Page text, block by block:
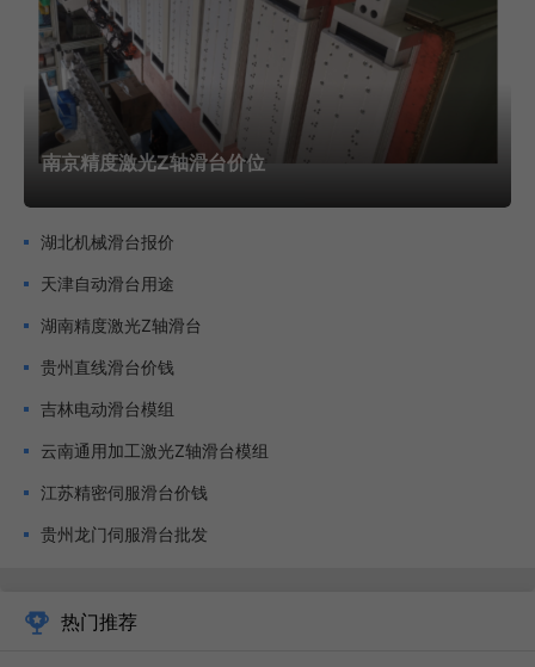
需的功率丝杠副的1/3，非常有助于省电。由于丝杆滑台采用
滚珠运动，启动力矩极小，不会出现滑动等爬行现象。可以对
无侧隙，高刚性的滚珠丝杠副进行预压，由于预压轴向间隙可
以达到负值，进而可以获得更高的刚性（当滚珠丝杠用于机械
装置时，由于滚珠排斥作用，可以增强螺母部分的刚性）
随着自动化的开展，电动滑台逐渐受到重视，有很多机械
工程师对它更是爱不释手，运用起来不*方便，而且提高了工
有高刚度、电动滑台装置、保护性好、体积小、重量轻等特
点。前者的同步带可以替代滚珠丝杆完成长距离运输和传动，
为用户节省了大量本钱，具有较高的电动滑台实用性，可以省
略用户自己规划和制作的部分，组装变得更加简单，受到广大
杆型驱动方式，还有一个方式是皮带型驱动。
南京精度激光Z轴滑台价位
湖北机械滑台报价
天津自动滑台用途
湖南精度激光Z轴滑台
贵州直线滑台价钱
吉林电动滑台模组
云南通用加工激光Z轴滑台模组
江苏精密伺服滑台价钱
贵州龙门伺服滑台批发
热门推荐